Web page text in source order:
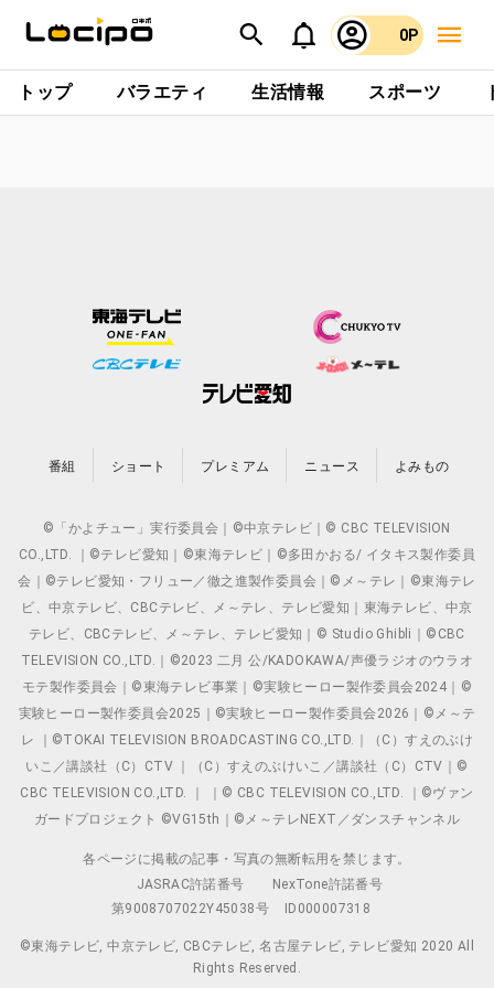
0P
トップ バラエティ 生活情報 スポーツ
番組 ショート プレミアム ニュース よみもの
©「かよチュー」実行委員会｜©中京テレビ｜© CBC TELEVISION
CO.,LTD. ｜©テレビ愛知｜©東海テレビ｜©多田かおる/ イタキス製作委員
会｜©テレビ愛知・フリュー／徹之進製作委員会｜©メ～テレ｜©東海テレ
ビ、中京テレビ、CBCテレビ、メ～テレ、テレビ愛知｜東海テレビ、中京
テレビ、CBCテレビ、メ～テレ、テレビ愛知｜© Studio Ghibli｜©CBC
TELEVISION CO.,LTD.｜©2023 二月 公/KADOKAWA/声優ラジオのウラオ
モテ製作委員会｜©東海テレビ事業｜©実験ヒーロー製作委員会2024｜©
実験ヒーロー製作委員会2025｜©実験ヒーロー製作委員会2026｜©メ～テ
レ ｜©TOKAI TELEVISION BROADCASTING CO.,LTD.｜（C）すえのぶけ
いこ／講談社（C）CTV ｜（C）すえのぶけいこ／講談社（C）CTV｜©
CBC TELEVISION CO.,LTD. ｜ ｜© CBC TELEVISION CO.,LTD. ｜©ヴァン
ガードプロジェクト ©VG15th｜©メ～テレNEXT／ダンスチャンネル
各ページに掲載の記事・写真の無断転用を禁じます。
JASRAC許諾番号
NexTone許諾番号
第9008707022Y45038号
ID000007318
©東海テレビ, 中京テレビ, CBCテレビ, 名古屋テレビ, テレビ愛知 2020 All
Rights Reserved.